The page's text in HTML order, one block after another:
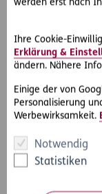
werden erst nach
Ihre Cookie-
Erklärung &
ändern. Nähere
Einige der von
Personalisierung
Werbewirksamkeit.
Notwendig
Statistiken
Glück hat Patrick
Rechtsschutz
abgeschlossen.
In diesen Fällen